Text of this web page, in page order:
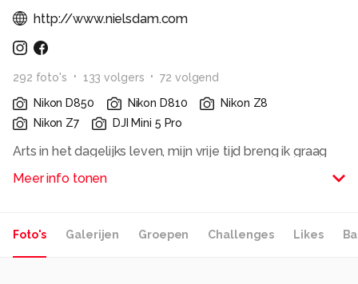
http://www.nielsdam.com
292 foto's 133 volgers 72 volgend
Nikon D850
Nikon D810
Nikon Z8
Nikon Z7
DJI Mini 5 Pro
Arts in het dagelijks leven, mijn vrije tijd breng ik graag
tijdens de 'magische uren' van de dag, dit biedt vaak de
Meer info tonen
Foto's Galerijen Groepen Challenges Likes